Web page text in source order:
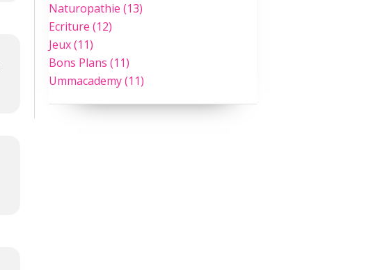
Naturopathie (13)
Ecriture (12)
Jeux(11)
Bons Plans (11)
Ummacademy(11)